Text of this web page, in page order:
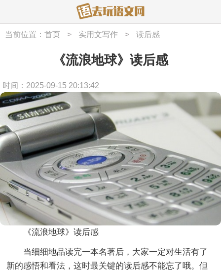
当前位置： 首页 > 实用文写作 > 读后感
《流浪地球》读后感
时间：2025-09-15 20:13:42
《流浪地球》读后感
当细细地品读完一本名著后，大家一定对生活有了
新的感悟和看法，这时最关键的读后感不能忘了哦。但